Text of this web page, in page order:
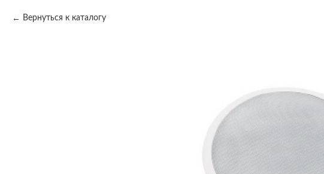
Вернуться к каталогу